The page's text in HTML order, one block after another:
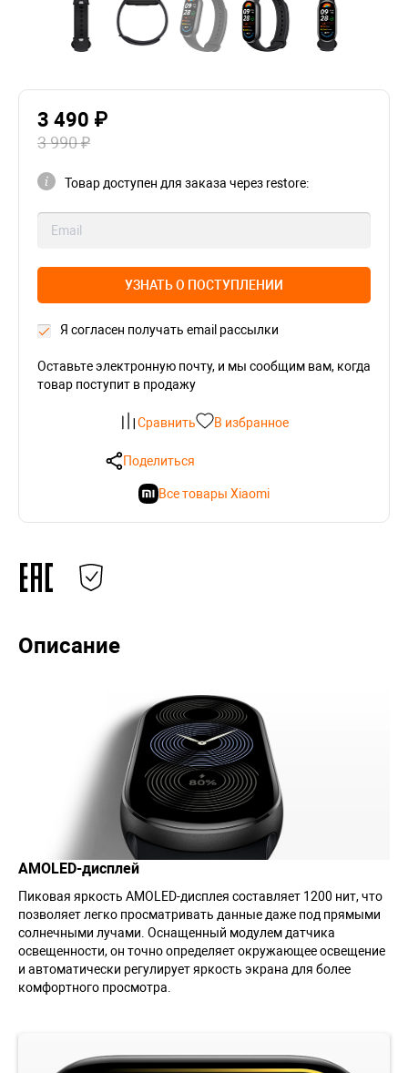
3 490 ₽
3 990 ₽
Товар доступен для заказа через restore:
УЗНАТЬ О ПОСТУПЛЕНИИ
Я согласен получать email рассылки
Оставьте электронную почту, и мы сообщим вам, когда
товар поступит в продажу
Сравнить В избранное
Поделиться
Все товары Xiaomi
Описание
AMOLED-дисплей
Пиковая яркость AMOLED-дисплея составляет 1200 нит, что
позволяет легко просматривать данные даже под прямыми
солнечными лучами. Оснащенный модулем датчика
освещенности, он точно определяет окружающее освещение
и автоматически регулирует яркость экрана для более
комфортного просмотра.